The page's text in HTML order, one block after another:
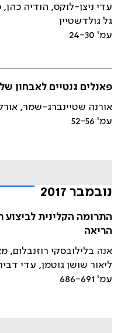
עדי ניצן-לוקס, הודיה כהן,
גל גולדשטיין
עמ' 24-30
פאנלים גנטיים לאבחון
אורנה שטיינברג-שמר,
עמ' 52-56
נובמבר 2017
התרומה הקלינית לביצוע
הריאה
אנה בלילובסקי רוזנבלום,
ליאור שושן גוטמן, עדי
עמ' 686-691